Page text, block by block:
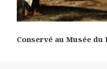
Conservé au Musée du